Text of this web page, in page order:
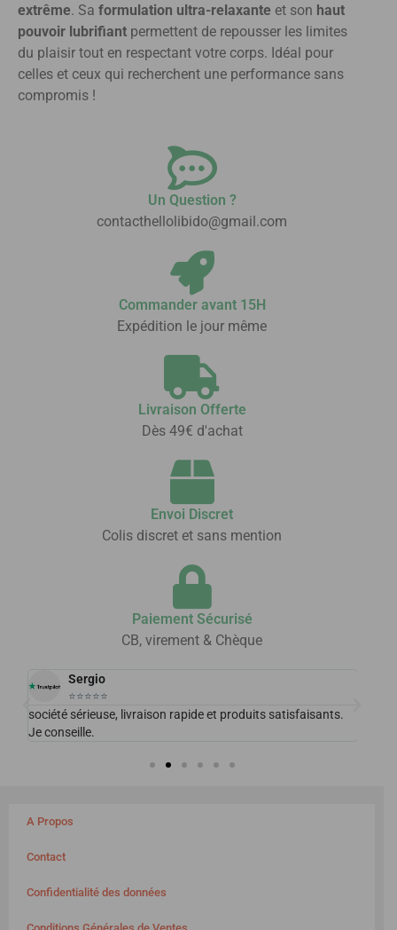
extrême. Sa formulation ultra-relaxante et son haut
pouvoir lubrifiant permettent de repousser les limites
du plaisir tout en respectant votre corps. Idéal pour
celles et ceux qui recherchent une performance sans
compromis !
Un Question ?
contacthellolibido@gmail.com
Commander avant 15H
Expédition le jour même
Livraison Offerte
Dès 49€ d'achat
Envoi Discret
Colis discret et sans mention
Paiement Sécurisé
CB, virement & Chèque
Sergio
⭐⭐⭐⭐⭐
société sérieuse, livraison rapide et produits satisfaisants.
Je conseille.
A Propos
Contact
Confidentialité des données